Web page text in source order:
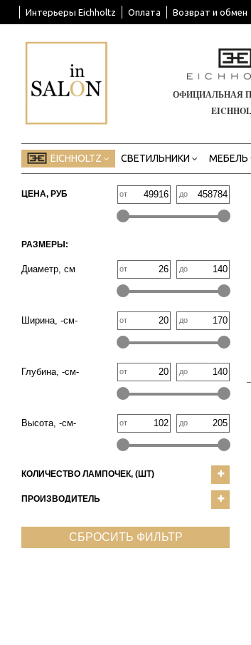
Интерьеры Eichholtz Оплата Возврат и обмен
ОФИЦИАЛЬНАЯ
EICHHOLTZ СВЕТИЛЬНИКИ МЕБЕЛЬ
ЦЕНА, РУБ от до
РАЗМЕРЫ:
Диаметр, см от до
Ширина, -см- от до
Глубина, -см- от до
Высота, -см- от до
КОЛИЧЕСТВО ЛАМПОЧЕК, (ШТ)
ПРОИЗВОДИТЕЛЬ
СБРОСИТЬ ФИЛЬТР